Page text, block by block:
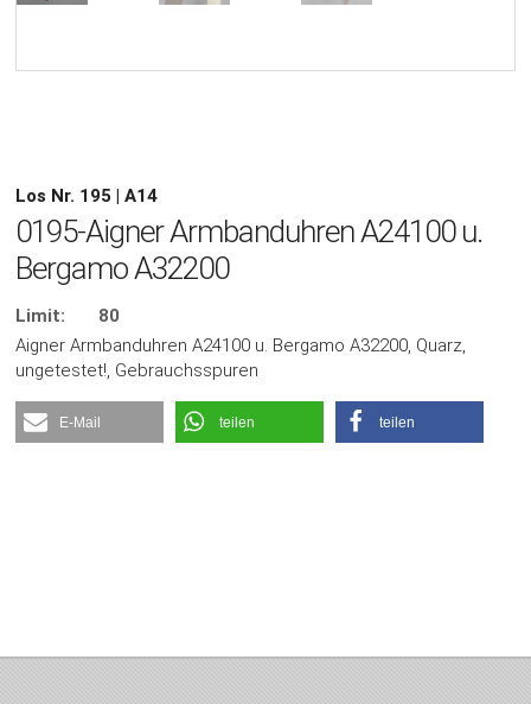
Los Nr. 195 | A14
0195-Aigner Armbanduhren A24100 u.
Bergamo A32200
Limit:
80
Aigner Armbanduhren A24100 u. Bergamo A32200, Quarz,
ungetestet!, Gebrauchsspuren
E-Mail teilen teilen